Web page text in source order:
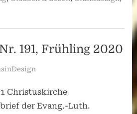
191, Frühling 2020
Christuskirche
der Evang.-Luth.